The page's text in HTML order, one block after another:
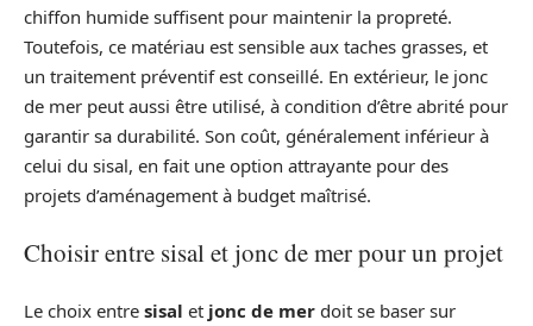
chiffon humide suffisent pour maintenir la propreté.
Toutefois, ce matériau est sensible aux taches grasses, et
un traitement préventif est conseillé. En extérieur, le jonc
de mer peut aussi être utilisé, à condition d’être abrité pour
garantir sa durabilité. Son coût, généralement inférieur à
celui du sisal, en fait une option attrayante pour des
projets d’aménagement à budget maîtrisé.
Choisir entre sisal et jonc de mer pour un projet
Le choix entre sisal et jonc de mer doit se baser sur